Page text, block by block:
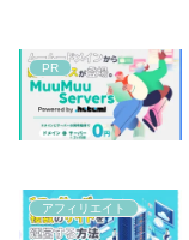
PR
アフィリエイト